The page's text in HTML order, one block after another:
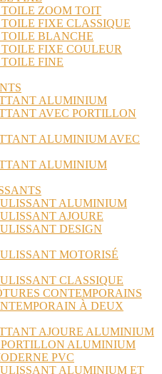
ZOOM TOIT
FIXE CLASSIQUE
BLANCHE
FIXE COULEUR
FINE
ALUMINIUM
AVEC PORTILLON
ALUMINIUM AVEC
ALUMINIUM
ALUMINIUM
AJOURE
DESIGN
MOTORISÉ
CLASSIQUE
CONTEMPORAINS
À DEUX
AJOURE ALUMINIUM
PORTILLON ALUMINIUM
PVC
ALUMINIUM ET